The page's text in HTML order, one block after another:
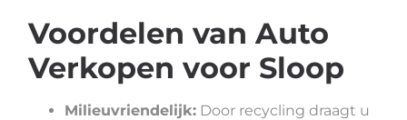
Voordelen van Auto
Verkopen voor Sloop
Milieuvriendelijk: Door recycling draagt u